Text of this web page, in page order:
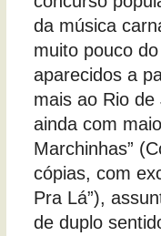
da música
muito pouco
aparecidos a
mais ao Rio
ainda com
Marchinhas”
cópias, com
Pra Lá”),
de duplo